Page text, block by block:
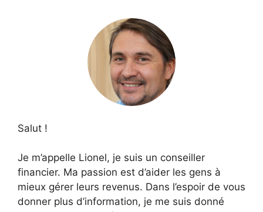
Salut !
Je m’appelle Lionel, je suis un conseiller
financier. Ma passion est d’aider les gens à
mieux gérer leurs revenus. Dans l’espoir de vous
donner plus d’information, je me suis donné